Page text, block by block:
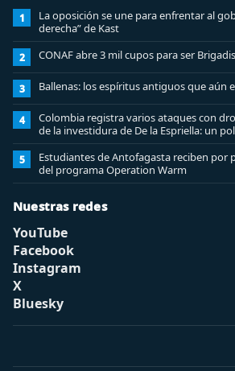
1
La oposición se une para enfrentar al
derecha” de Kast
2 CONAF abre 3 mil cupos para ser
3 Ballenas: los espíritus antiguos que aún
4
Colombia registra varios ataques con
de la investidura de De la Espriella: un
5
Estudiantes de Antofagasta reciben por
del programa Operation Warm
Nuestras redes
YouTube
Facebook
Instagram
X
Bluesky